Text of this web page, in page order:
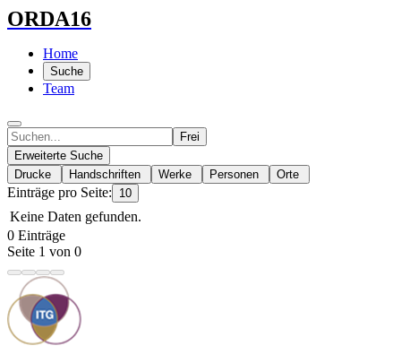
ORDA16
Home
Suche
Team
Frei
Erweiterte Suche
Drucke
Handschriften Werke Personen Orte
Einträge pro Seite: 10
Keine Daten gefunden.
0 Einträge
Seite 1 von 0